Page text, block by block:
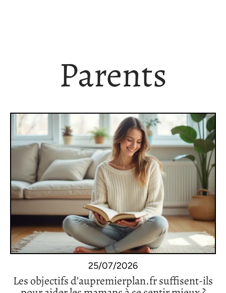
Parents
25/07/2026
Les objectifs d’aupremierplan.fr suffisent-ils